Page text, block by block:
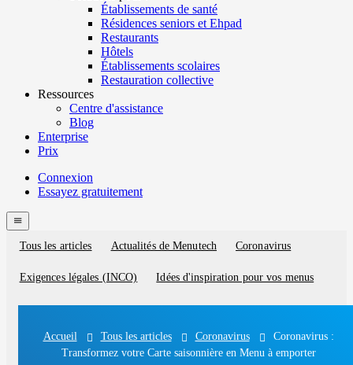
Établissements de santé
Résidences seniors et Ehpad
Restaurants
Hôtels
Établissements scolaires
Restauration collective
Ressources
Centre d'assistance
Blog
Enterprise
Prix
Menutech
navigation
Connexion
Essayez gratuitement
menu
Blog
categories
Tous les articles Actualités de Menutech Coronavirus
Exigences légales (INCO) Idées d'inspiration pour vos menus
Accueil Tous les articles Coronavirus
Coronavirus :
Transformez votre Carte saisonnière en Menu à emporter